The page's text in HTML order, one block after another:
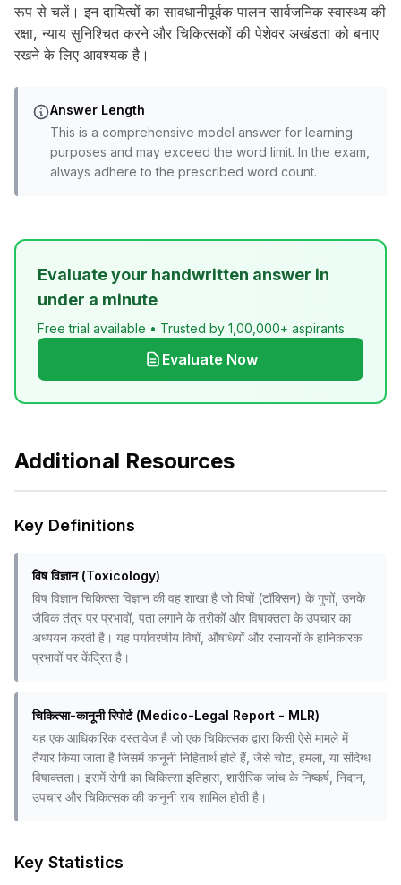
रूप से चलें। इन दायित्वों का सावधानीपूर्वक पालन सार्वजनिक स्वास्थ्य की
रक्षा, न्याय सुनिश्चित करने और चिकित्सकों की पेशेवर अखंडता को बनाए
रखने के लिए आवश्यक है।
Answer Length
This is a comprehensive model answer for learning
purposes and may exceed the word limit. In the exam,
always adhere to the prescribed word count.
Evaluate your handwritten answer in
under a minute
Free trial available • Trusted by 1,00,000+ aspirants
Evaluate Now
Additional Resources
Key Definitions
विष विज्ञान (Toxicology)
विष विज्ञान चिकित्सा विज्ञान की वह शाखा है जो विषों (टॉक्सिन) के गुणों, उनके
जैविक तंत्र पर प्रभावों, पता लगाने के तरीकों और विषाक्तता के उपचार का
अध्ययन करती है। यह पर्यावरणीय विषों, औषधियों और रसायनों के हानिकारक
प्रभावों पर केंद्रित है।
चिकित्सा-कानूनी रिपोर्ट (Medico-Legal Report - MLR)
यह एक आधिकारिक दस्तावेज है जो एक चिकित्सक द्वारा किसी ऐसे मामले में
तैयार किया जाता है जिसमें कानूनी निहितार्थ होते हैं, जैसे चोट, हमला, या संदिग्ध
विषाक्तता। इसमें रोगी का चिकित्सा इतिहास, शारीरिक जांच के निष्कर्ष, निदान,
उपचार और चिकित्सक की कानूनी राय शामिल होती है।
Key Statistics